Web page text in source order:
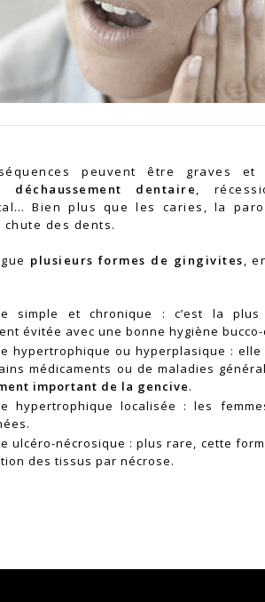
peuvent être graves
déchaussement dentaire,
Bien plus que les caries, la
chute des dents.
plusieurs formes de gingivites,
simple et chronique : c’est la
évitée avec une bonne hygiène
hypertrophique ou hyperplasique :
médicaments ou de maladies
important de la gencive.
hypertrophique localisée : les
ulcéro-nécrosique : plus rare, cette
des tissus par nécrose.